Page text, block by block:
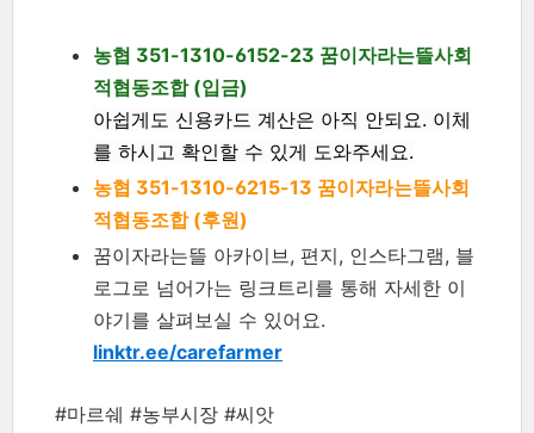
농협 351-1310-6152-23 꿈이자라는뜰사회
적협동조합 (입금)
아쉽게도 신용카드 계산은 아직 안되요. 이체
를 하시고 확인할 수 있게 도와주세요.
농협 351-1310-6215-13 꿈이자라는뜰사회
적협동조합 (후원)
꿈이자라는뜰 아카이브, 편지, 인스타그램, 블
로그로 넘어가는 링크트리를 통해 자세한 이
야기를 살펴보실 수 있어요.
linktr.ee/carefarmer
#마르쉐 #농부시장 #씨앗